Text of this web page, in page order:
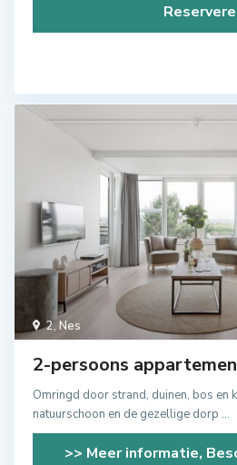
2, Nes
2-persoons
Omringd door strand, duinen, bos en
natuurschoon en de gezellige dorp ...
>> Meer informatie,